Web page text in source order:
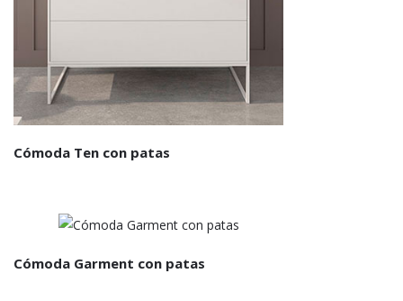
Cómoda Ten con patas
Cómoda Garment con patas